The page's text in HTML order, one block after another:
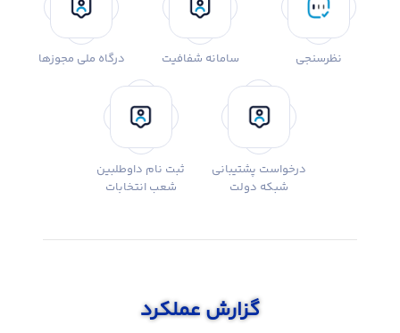
نظرسنجی سامانه شفافیت درگاه ملی مجوزها
درخواست پشتیبانی
شبکه دولت
ثبت نام داوطلبین
شعب انتخابات
گزارش عملکرد